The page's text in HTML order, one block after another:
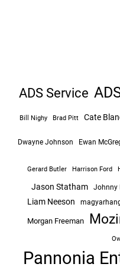
ADS Service
Bill Nighy Brad Pitt Cate
Dwayne Johnson Ewan
Gerard Butler Harrison Ford
Jason Statham Johnny
Liam Neeson
Morgan Freeman
Pannonia